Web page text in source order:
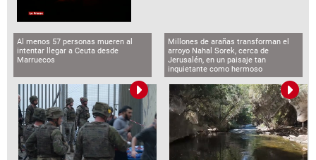
Al menos 57 personas mueren al
intentar llegar a Ceuta desde
Marruecos
Millones de arañas transforman el
arroyo Nahal Sorek, cerca de
Jerusalén, en un paisaje tan
inquietante como hermoso